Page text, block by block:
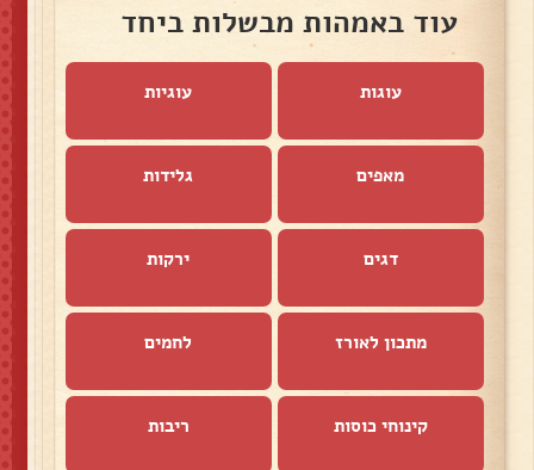
עוד באמהות מבשלות ביחד
עוגות עוגיות
מאפים גלידות
דגים ירקות
מתכון לאורז לחמים
קינוחי כוסות ריבות